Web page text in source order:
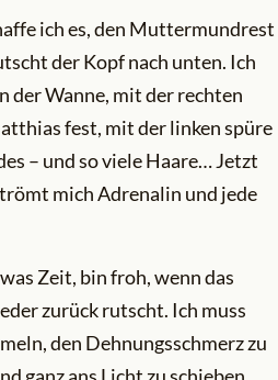
ich es, den Muttermundrest
der Kopf nach unten. Ich
der Wanne, mit der rechten
fest, mit der linken spüre
– und so viele Haare… Jetzt
mich Adrenalin und jede
Zeit, bin froh, wenn das
zurück rutscht. Ich muss
den Dehnungsschmerz zu